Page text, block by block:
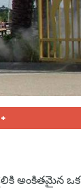
అంకితమైన ఒక